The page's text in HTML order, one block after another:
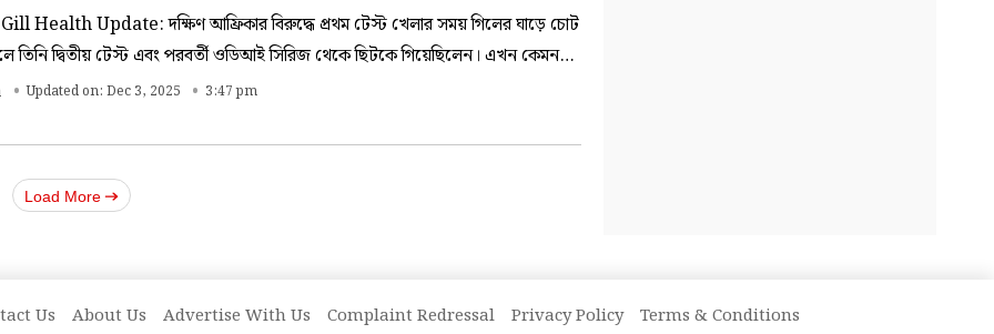
Health Update: দক্ষিণ আফ্রিকার বিরুদ্ধে প্রথম টেস্ট খেলার সময় গিলের ঘাড়ে চোট
তিনি দ্বিতীয় টেস্ট এবং পরবর্তী ওডিআই সিরিজ থেকে ছিটকে গিয়েছিলেন। এখন কেমন
কি খেলবেন দক্ষিণ আফ্রিকার বিরুদ্ধে, মিলল বড়সড় আপডেট।
Updated on: Dec 3, 2025 3:47 pm
Load More
Us About Us Advertise With Us Complaint Redressal Privacy Policy Terms & Conditions